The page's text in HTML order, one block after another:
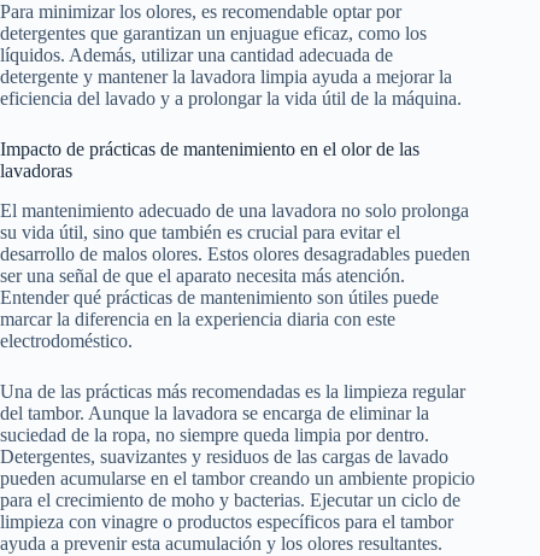
Para minimizar los olores, es recomendable optar por
detergentes que garantizan un enjuague eficaz, como los
líquidos. Además, utilizar una cantidad adecuada de
detergente y mantener la lavadora limpia ayuda a mejorar la
eficiencia del lavado y a prolongar la vida útil de la máquina.
Impacto de prácticas de mantenimiento en el olor de las
lavadoras
El mantenimiento adecuado de una lavadora no solo prolonga
su vida útil, sino que también es crucial para evitar el
desarrollo de malos olores. Estos olores desagradables pueden
ser una señal de que el aparato necesita más atención.
Entender qué prácticas de mantenimiento son útiles puede
marcar la diferencia en la experiencia diaria con este
electrodoméstico.
Una de las prácticas más recomendadas es la limpieza regular
del tambor. Aunque la lavadora se encarga de eliminar la
suciedad de la ropa, no siempre queda limpia por dentro.
Detergentes, suavizantes y residuos de las cargas de lavado
pueden acumularse en el tambor creando un ambiente propicio
para el crecimiento de moho y bacterias. Ejecutar un ciclo de
limpieza con vinagre o productos específicos para el tambor
ayuda a prevenir esta acumulación y los olores resultantes.